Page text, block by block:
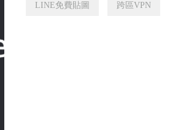
LINE免費貼圖 跨區VPN